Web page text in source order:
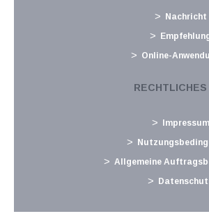
Lohnabgaben (L, DB, DZ, GKK,
Abgabe der Zusammenfassenden
empfehlen drucken
Nachricht
Online-
RECHTLICHES
Impressum
Allgemeine